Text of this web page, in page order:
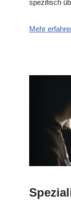
spezifisch
Mehr